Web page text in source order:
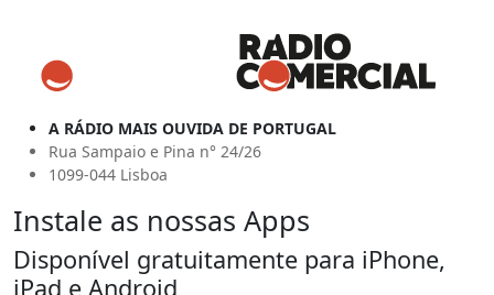
A RÁDIO MAIS OUVIDA DE PORTUGAL
Rua Sampaio e Pina n° 24/26
1099-044 Lisboa
Instale as nossas Apps
Disponível gratuitamente para iPhone,
iPad e Android